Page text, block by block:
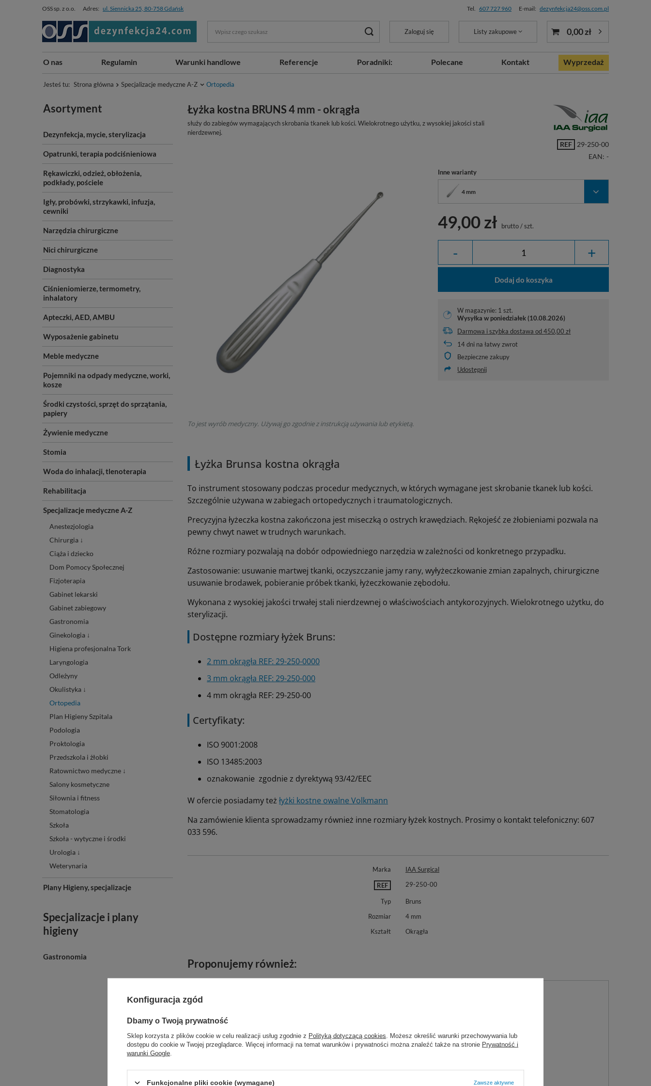
OSS sp. z o.o. Adres: ul. Siennicka 25, 80-758 Gdańsk Tel. 607 727 960 E-mail: dezynfekcja24@oss.com.pl
Zaloguj się Listy zakupowe 0,00 zł
O nas Regulamin Warunki handlowe Referencje Poradniki: Polecane Kontakt Wyprzedaż
Jesteś tu: Strona główna Specjalizacje medyczne A-Z Ortopedia
Asortyment
Dezynfekcja, mycie, sterylizacja
Opatrunki, terapia podciśnieniowa
Rękawiczki, odzież, obłożenia,
podkłady, pościele
Igły, probówki, strzykawki, infuzja,
cewniki
Narzędzia chirurgiczne
Nici chirurgiczne
Diagnostyka
Ciśnieniomierze, termometry,
inhalatory
Apteczki, AED, AMBU
Wyposażenie gabinetu
Meble medyczne
Pojemniki na odpady medyczne, worki,
kosze
Środki czystości, sprzęt do sprzątania,
papiery
Żywienie medyczne
Stomia
Woda do inhalacji, tlenoterapia
Rehabilitacja
Specjalizacje medyczne A-Z
Anestezjologia
Chirurgia ↓
Ciąża i dziecko
Dom Pomocy Społecznej
Fizjoterapia
Gabinet lekarski
Gabinet zabiegowy
Gastronomia
Ginekologia ↓
Higiena profesjonalna Tork
Laryngologia
Odleżyny
Okulistyka ↓
Ortopedia
Plan Higieny Szpitala
Podologia
Proktologia
Przedszkola i żłobki
Ratownictwo medyczne ↓
Salony kosmetyczne
Siłownia i fitness
Stomatologia
Szkoła
Szkoła - wytyczne i środki
Urologia ↓
Weterynaria
Plany Higieny, specjalizacje
Specjalizacje i plany
higieny
Gastronomia
Łyżka kostna BRUNS 4 mm - okrągła
służy do zabiegów wymagających skrobania tkanek lub kości. Wielokrotnego użytku, z wysokiej jakości stali
nierdzewnej.
REF
29-250-00
EAN: -
Inne warianty
4 mm
49,00 zł brutto/szt.
- +
Dodaj do koszyka
W magazynie: 1 szt.
Wysyłkaw poniedziałek (10.08.2026)
Darmowa i szybka dostawa od450,00 zł
14dni na łatwy zwrot
Bezpieczne zakupy
Udostępnij
To jest wyrób medyczny. Używaj go zgodnie z instrukcją używania lub etykietą.
Łyżka Brunsa kostna okrągła
To instrument stosowany podczas procedur medycznych, w których wymagane jest skrobanie tkanek lub kości.
Szczególnie używana w zabiegach ortopedycznych i traumatologicznych.
Precyzyjna łyżeczka kostna zakończona jest miseczką o ostrych krawędziach. Rękojeść ze żłobieniami pozwala na
pewny chwyt nawet w trudnych warunkach.
Różne rozmiary pozwalają na dobór odpowiedniego narzędzia w zależności od konkretnego przypadku.
Zastosowanie: usuwanie martwej tkanki, oczyszczanie jamy rany, wyłyżeczkowanie zmian zapalnych, chirurgiczne
usuwanie brodawek, pobieranie próbek tkanki, łyżeczkowanie zębodołu.
Wykonana z wysokiej jakości trwałej stali nierdzewnej o właściwościach antykorozyjnych. Wielokrotnego użytku, do
sterylizacji.
Dostępne rozmiary łyżek Bruns:
2 mm okrągła REF: 29-250-0000
3 mm okrągła REF: 29-250-000
4 mm okrągła REF: 29-250-00
Certyfikaty:
ISO 9001:2008
ISO 13485:2003
oznakowanie zgodnie z dyrektywą 93/42/EEC
W ofercie posiadamy też łyżki kostne owalne Volkmann
Na zamówienie klienta sprowadzamy również inne rozmiary łyżek kostnych. Prosimy o kontakt telefoniczny: 607
033 596.
Marka IAA Surgical
REF 29-250-00
Typ
Bruns
Rozmiar
4 mm
Kształt
Okrągła
Proponujemy również:
Konfiguracja zgód
Dbamy o Twoją prywatność
Sklep korzysta z plików cookie w celu realizacji usług zgodnie z Polityką dotyczącą cookies . Możesz określić warunki przechowywania lub
dostępu do cookie w Twojej przeglądarce. Więcej informacji na temat warunków i prywatności można znaleźć także na stronie Prywatność i
warunki Google
Funkcjonalne pliki cookie (wymagane) Zawsze aktywne